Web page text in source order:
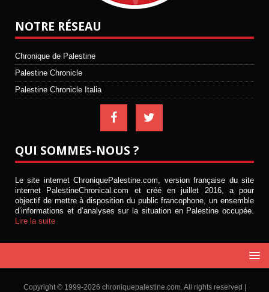
NOTRE RÉSEAU
Chronique de Palestine
Palestine Chronicle
Palestine Chronicle Italia
QUI SOMMES-NOUS ?
Le site internet ChroniquePalestine.com, version française du site
internet PalestineChronical.com et créé en juillet 2016, a pour
objectif de mettre à disposition du public francophone, un ensemble
d’informations et d’analyses sur la situation en Palestine occupée.
Lire la suite
Copyright © 1999-2026 chroniquepalestine.com. All rights reserved |